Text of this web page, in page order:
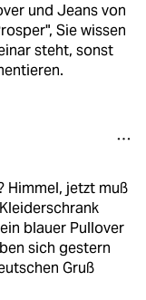
und Jeans von
Sie wissen
steht, sonst
Himmel, jetzt muß
blauer Pullover
sich gestern
Gruß